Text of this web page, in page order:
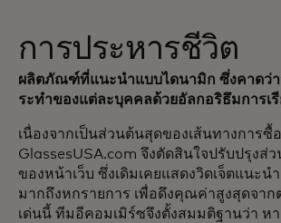
การประหารชีวิต
ผลิตภัณฑ์ที่แนะนำแบบไดนามิก ซึ่งคาดว่า
ระทำของแต่ละบุคคลด้วยอัลกอริธึมการเ
เนื่องจากเป็นส่วนต้นสุดของเส้นทางการซื้
GlassesUSA.com จึงตัดสินใจปรับปรุงส่
ของหน้าเว็บ ซึ่งเดิมเคยแสดงวิดเจ็ตแนะน
มากถึงหกรายการ เพื่อดึงคุณค่าสูงสุดจา
เด่นนี้ ทีมอีคอมเมิร์ซจึงตั้งสมมติฐานว่า ห